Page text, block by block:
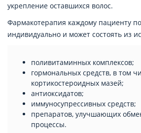
укрепление оставшихся волос.
Фармакотерапия каждому пациенту
индивидуально и может состоять из
поливитаминных комплексов;
гормональных средств, в том
кортикостероидных мазей;
антиоксидатов;
иммуносупрессивных средств;
препаратов, улучшающих
процессы.